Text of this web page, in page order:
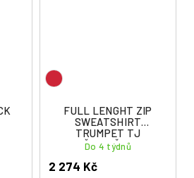
FULL LENGHT ZIP
SWEATSHIRT
TRUMPET TJ
BŘEZINĚVES
Do 4 týdnů
2 274 Kč